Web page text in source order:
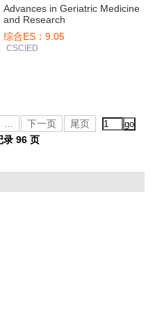
Advances in Geriatric Medicine
and Research
综合ES：9.05
CSCIED
下一页
尾页
录 96 页